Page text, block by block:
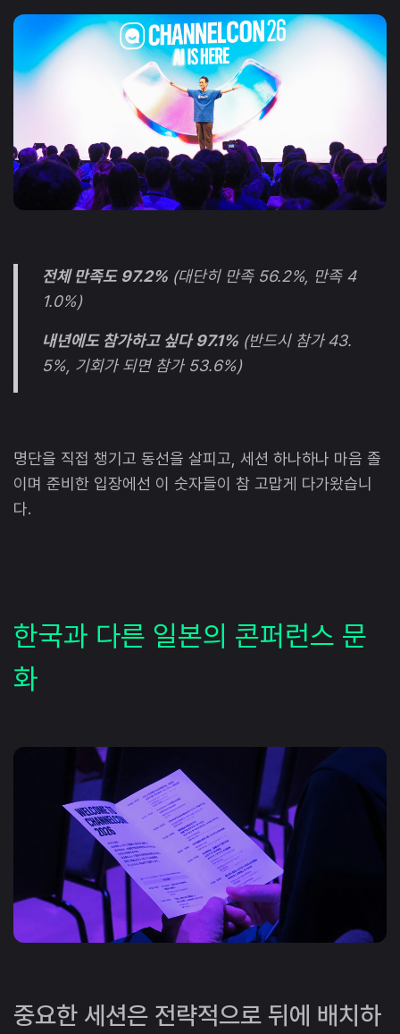
전체 만족도 97.2%(대단히 만족 56.2%, 만족 4
1.0%)
내년에도 참가하고 싶다 97.1%(반드시 참가 43.
5%, 기회가 되면 참가 53.6%)
명단을 직접 챙기고 동선을 살피고, 세션 하나하나 마음 졸
이며 준비한 입장에선 이 숫자들이 참 고맙게 다가왔습니
다.
한국과 다른 일본의 콘퍼런스 문
화
중요한 세션은 전략적으로 뒤에 배치하